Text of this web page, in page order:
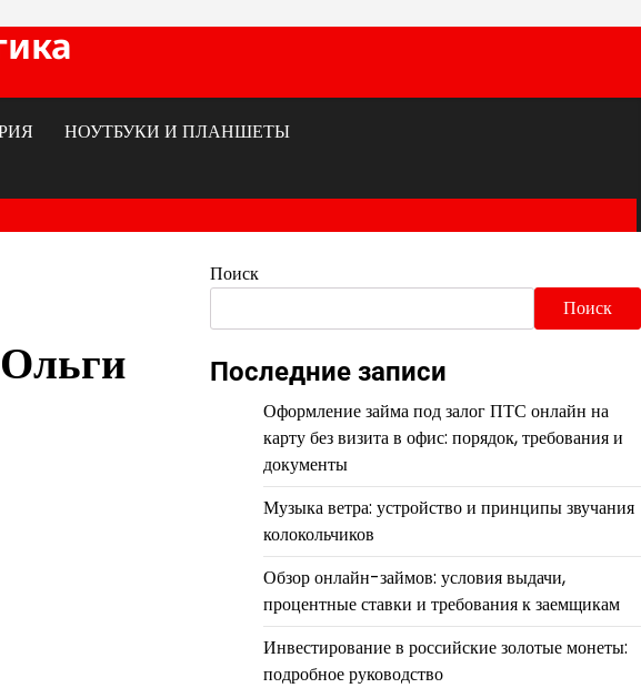
НОУТБУКИ И ПЛАНШЕТЫ
Поиск
Поиск
Последние записи
Оформление займа под залог ПТС онлайн на
карту без визита в офис: порядок, требования и
документы
Музыка ветра: устройство и принципы звучания
колокольчиков
Обзор онлайн-займов: условия выдачи,
процентные ставки и требования к заемщикам
Инвестирование в российские золотые монеты:
подробное руководство